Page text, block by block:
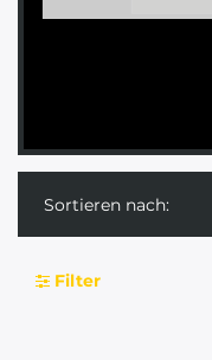
Sortieren nach:
Filter